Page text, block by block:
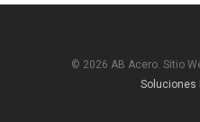
© 2026 AB Acero. Sitio
Soluciones